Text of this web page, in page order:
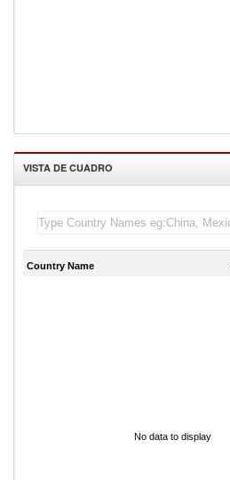
VISTA DE CUADRO
Country Name
No data to display